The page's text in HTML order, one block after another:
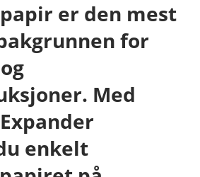
er den mest
for
Med
enkelt